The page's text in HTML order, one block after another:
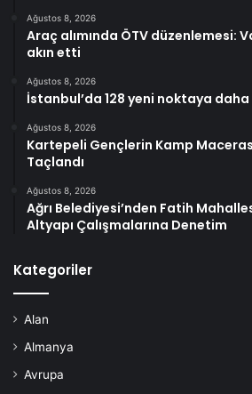
Ağustos 8, 2026
Araç alımında ÖTV düzenlemesi:
akın etti
Ağustos 8, 2026
İstanbul’da 128 yeni noktaya daha
Ağustos 8, 2026
Kartepeli Gençlerin Kamp
Taçlandı
Ağustos 8, 2026
Ağrı Belediyesi’nden Fatih
Altyapı Çalışmalarına Denetim
Kategoriler
Alan
Almanya
Avrupa